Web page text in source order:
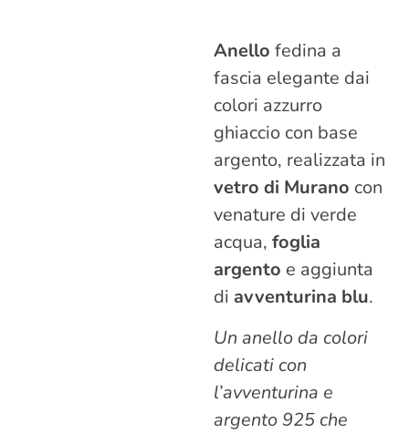
Anello fedina a
fascia elegante dai
colori azzurro
ghiaccio con base
argento, realizzata in
vetro di Murano con
venature di verde
acqua, foglia
argento e aggiunta
di avventurina blu.
Un anello da colori
delicati con
l’avventurina e
argento 925 che